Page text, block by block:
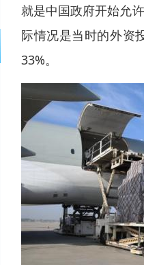
就是中国政府开始允
际情况是当时的外资
33%。